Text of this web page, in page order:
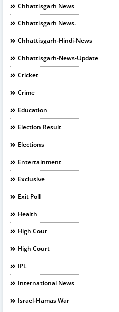
Chhattisgarh News
Chhattisgarh News.
Chhattisgarh-Hindi-News
Chhattisgarh-News-Update
Cricket
Crime
Education
Election Result
Elections
Entertainment
Exclusive
Exit Poll
Health
High Cour
High Court
IPL
International News
Israel-Hamas War